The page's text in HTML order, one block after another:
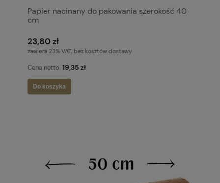
Papier nacinany do pakowania szerokość 40
cm
23,80 zł
zawiera 23% VAT, bez kosztów dostawy
Cena netto: 19,35 zł
Do koszyka